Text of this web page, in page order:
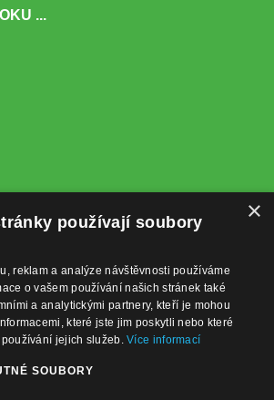
...
nabijecka.cz
×
používají soubory
reklam a analýze návštěvnosti používáme
o vašem používání našich stránek také
a analytickými partnery, kteří je mohou
které jste jim poskytli nebo které
jejich služeb.Více informací
SOUBORY